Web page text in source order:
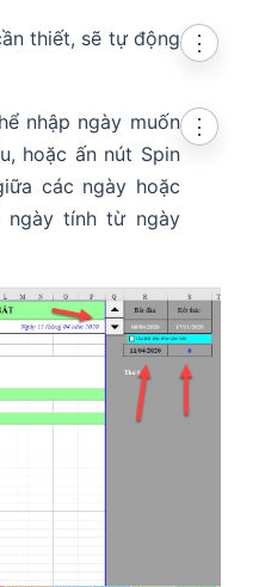
thiết, sẽ tự động
⋮
nhập ngày muốn
hoặc ấn nút Spin
các ngày hoặc
tính từ ngày
⋮